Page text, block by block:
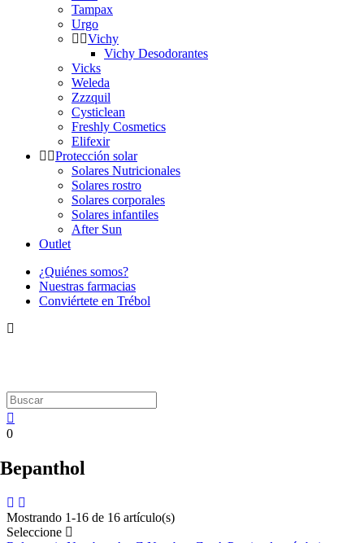
Tampax
Urgo
Vichy
Vichy Desodorantes
Vicks
Weleda
Zzzquil
Cysticlean
Freshly Cosmetics
Elifexir
Protección solar
Solares Nutricionales
Solares rostro
Solares corporales
Solares infantiles
After Sun
Outlet
¿Quiénes somos?
Nuestras farmacias
Conviértete en Trébol
0
Bepanthol
Mostrando 1-16 de 16 artículo(s)
Seleccione